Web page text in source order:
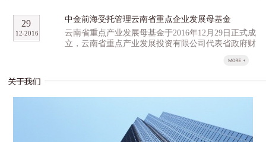
业发展母基金（以下简称“云南母基金”）等事宜进行
了深入研讨交流。 黄毅一行对公司的产业基金
管理经验和投资项目进行了重点了解，并就云南生物
及高原特色农业创新创业产业园区的提案，以及配套
的孵化招商投融资方面经验进行了广泛的探讨。他表
通。 中金前海副总经理石明达首先介绍了中金
前海的基本情况和发展历程，总结了前海自贸区在产
业基金及特色小镇方面的经验。 中金前海董事总经
中金前海受托管理云南省重点企业发展母基金
云南省重点产业发展母基金于2016年12月29日正式成
立，云南省重点产业发展投资有限公司代表省政府财
基金、尚融资本、百果园等多家机构作为第一批战略
规模。 云南省重点产业发展基金分为母基金和子基
改革委牵头，委托中金前海（深圳）基金管理有限公
司负责具体运营管理。省政府授权省发展改革委履行
政府出资人职责，首期整合省级财政资金16亿元，逐
2016
-
12
29